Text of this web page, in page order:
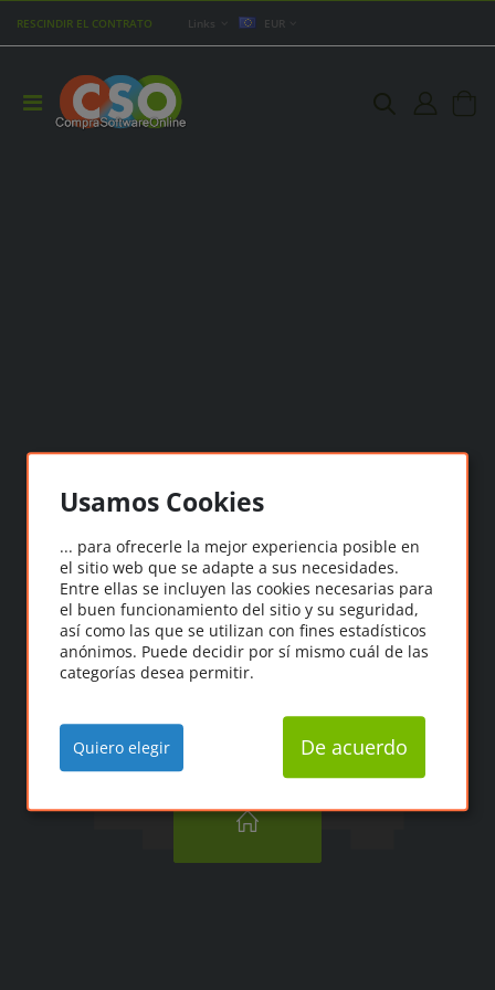
RESCINDIR EL CONTRATO Links EUR
"¡Ooopps! No se ha
podido encontrar la
página que buscas".
Usamos Cookies
... para ofrecerle la mejor experiencia posible en
el sitio web que se adapte a sus necesidades.
Entre ellas se incluyen las cookies necesarias para
el buen funcionamiento del sitio y su seguridad,
así como las que se utilizan con fines estadísticos
anónimos. Puede decidir por sí mismo cuál de las
categorías desea permitir.
Quiero elegir De acuerdo